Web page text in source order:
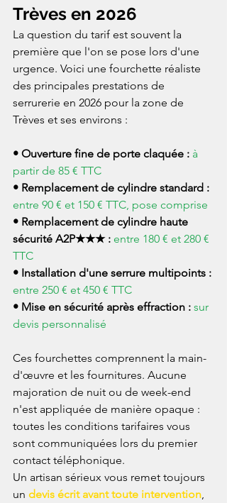
Trèves en 2026
La question du tarif est souvent la
première que l'on se pose lors d'une
urgence. Voici une fourchette réaliste
des principales prestations de
serrurerie en 2026 pour la zone de
Trèves et ses environs :
• Ouverture fine de porte claquée : à
• Remplacement de cylindre standard :
• Remplacement de cylindre haute
sécurité A2P★★★ : entre 180 € et 280 €
• Installation d'une serrure multipoints :
• Mise en sécurité après effraction : sur
devis personnalisé
Ces fourchettes comprennent la main-
d'œuvre et les fournitures. Aucune
majoration de nuit ou de week-end
n'est appliquée de manière opaque :
toutes les conditions tarifaires vous
sont communiquées lors du premier
contact téléphonique.
Un artisan sérieux vous remet toujours
un devis écrit avant toute intervention